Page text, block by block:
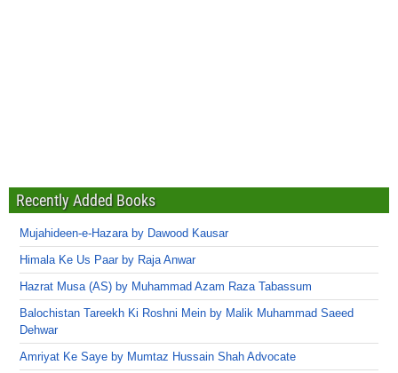
Recently Added Books
Mujahideen-e-Hazara by Dawood Kausar
Himala Ke Us Paar by Raja Anwar
Hazrat Musa (AS) by Muhammad Azam Raza Tabassum
Balochistan Tareekh Ki Roshni Mein by Malik Muhammad Saeed
Dehwar
Amriyat Ke Saye by Mumtaz Hussain Shah Advocate